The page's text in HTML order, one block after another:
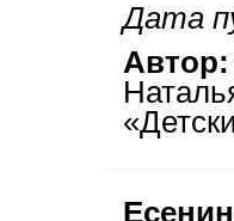
Дата
Автор: